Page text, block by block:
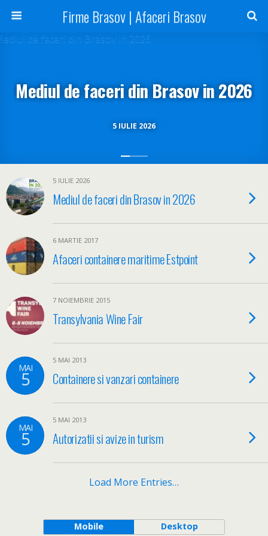
Firme Brasov | Afaceri Brasov
5 IULIE 2026
Mediul de faceri din Brasov in 2026
5 IULIE 2026
Mediul de faceri din Brasov in 2026
6 MARTIE 2017
Afaceri containere maritime Estpoint
7 NOIEMBRIE 2015
Transylvania Wine Fair
MAI
5
5 MAI 2013
Containere si vanzari containere
MAI
5
5 MAI 2013
Autorizatii si avize in turism
Load More Entries…
Mobile Desktop